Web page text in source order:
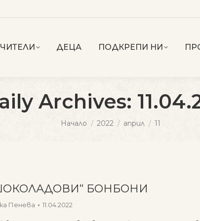
ДЕЦА ПОДКРЕПИ НИ
Archives:
You are here:
Начало 2022 април 11
БОНБОНИ
Пенева 11.04.2022